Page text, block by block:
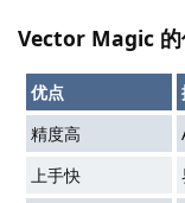
Vector Magic 的
优点
精度高
上手快